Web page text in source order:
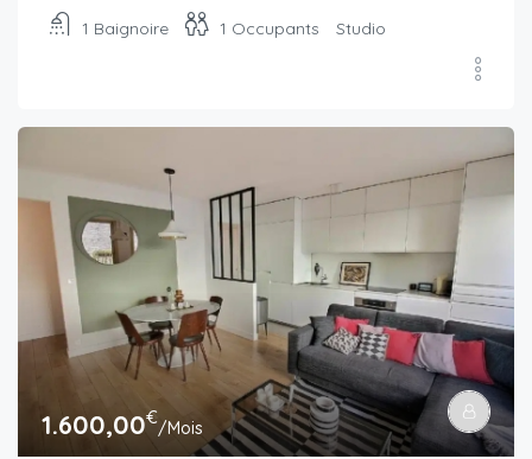
1 Baignoire 1 Occupants Studio
1.600,00€/Mois